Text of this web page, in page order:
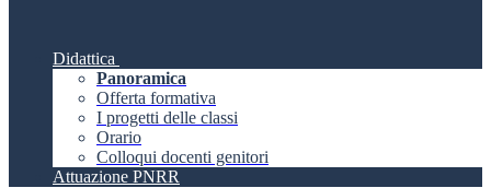
Didattica
Panoramica
Offerta formativa
I progetti delle classi
Orario
Colloqui docenti genitori
Attuazione PNRR